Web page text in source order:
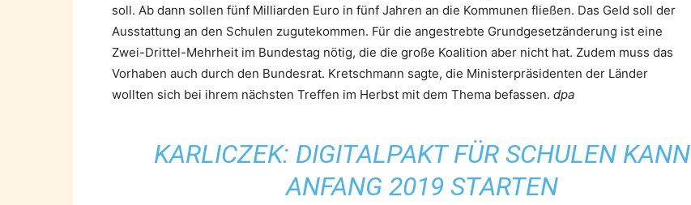
soll. Ab dann sollen fünf Milliarden Euro in fünf Jahren an die Kommunen fließen. Das Geld soll der
Ausstattung an den Schulen zugutekommen. Für die angestrebte Grundgesetzänderung ist eine
Zwei-Drittel-Mehrheit im Bundestag nötig, die die große Koalition aber nicht hat. Zudem muss das
Vorhaben auch durch den Bundesrat. Kretschmann sagte, die Ministerpräsidenten der Länder
wollten sich bei ihrem nächsten Treffen im Herbst mit dem Thema befassen. dpa
KARLICZEK: DIGITALPAKT FÜR SCHULEN KANN
ANFANG 2019 STARTEN